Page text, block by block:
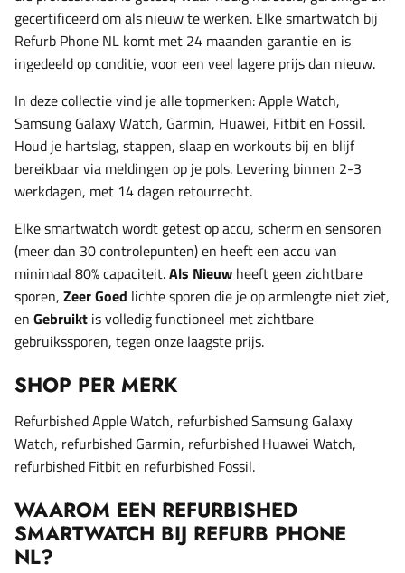
gecertificeerd om als nieuw te werken. Elke smartwatch bij
Refurb Phone NL komt met 24 maanden garantie en is
ingedeeld op conditie, voor een veel lagere prijs dan nieuw.
In deze collectie vind je alle topmerken: Apple Watch,
Samsung Galaxy Watch, Garmin, Huawei, Fitbit en Fossil.
Houd je hartslag, stappen, slaap en workouts bij en blijf
bereikbaar via meldingen op je pols. Levering binnen 2-3
werkdagen, met 14 dagen retourrecht.
Elke smartwatch wordt getest op accu, scherm en sensoren
(meer dan 30 controlepunten) en heeft een accu van
minimaal 80% capaciteit.Als Nieuw heeft geen zichtbare
sporen, Zeer Goed lichte sporen die je op armlengte niet ziet,
en Gebruikt is volledig functioneel met zichtbare
gebruikssporen, tegen onze laagste prijs.
SHOP PER MERK
Refurbished Apple Watch, refurbished Samsung Galaxy
Watch, refurbished Garmin, refurbished Huawei Watch,
refurbished Fitbit en refurbished Fossil.
WAAROM EEN REFURBISHED
SMARTWATCH BIJ REFURB PHONE
NL?